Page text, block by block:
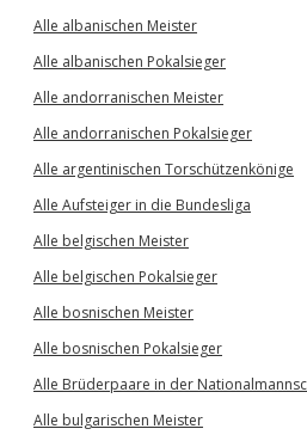
Alle albanischen Meister
Alle albanischen Pokalsieger
Alle andorranischen Meister
Alle andorranischen Pokalsieger
Alle argentinischen Torschützenkönige
Alle Aufsteiger in die Bundesliga
Alle belgischen Meister
Alle belgischen Pokalsieger
Alle bosnischen Meister
Alle bosnischen Pokalsieger
Alle Brüderpaare in der
Alle bulgarischen Meister